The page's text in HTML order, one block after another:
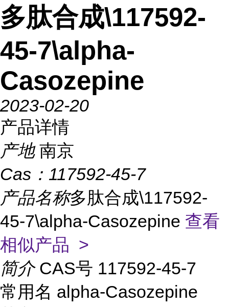
多肽合成\117592-
45-7\alpha-
Casozepine
2023-02-20
产品详情
产地 南京
Cas： 117592-45-7
产品名称多肽合成\117592-
45-7\alpha-Casozepine 查看
相似产品 >
简介 CAS号 117592-45-7
常用名 alpha-Casozepine